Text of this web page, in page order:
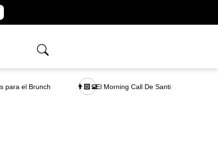
para el Brunch 👨🏻‍💻El Morning Call De Santi